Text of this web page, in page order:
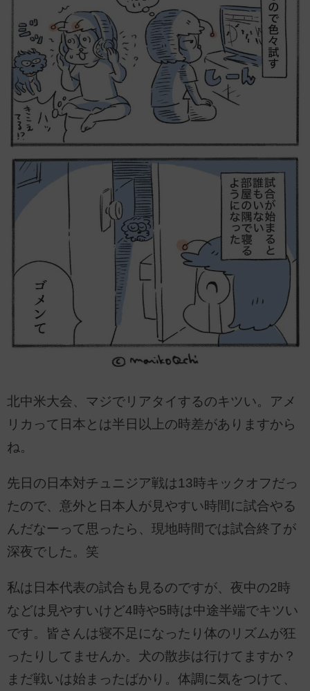
北中米大会、マジでリアタイするのキツい。アメ
リカって日本とは半日以上の時差がありますから
ね。
先日の日本対チュニジア戦は13時キックオフだっ
たので、意外と日本人が見やすい時間に試合やる
んだなーって思ったら、現地時間では試合終了が
深夜でした。笑
私は日本代表の試合も見るのですが、夜中の2時
などは見やすいけど4時や5時は中途半端でキツい
です。皆さんは寝不足になったり体のリズムが狂
ったりしてませんか。犬の散歩は行けてますか？
まだ戦いは始まったばかり。体調に気をつけて、